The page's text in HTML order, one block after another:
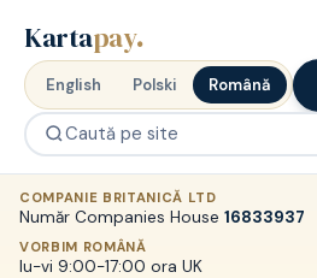
Kartapay.
English Polski Română
COMPANIE BRITANICĂ LTD
Număr Companies House 16833937
VORBIM ROMÂNĂ
lu-vi 9:00-17:00 ora UK